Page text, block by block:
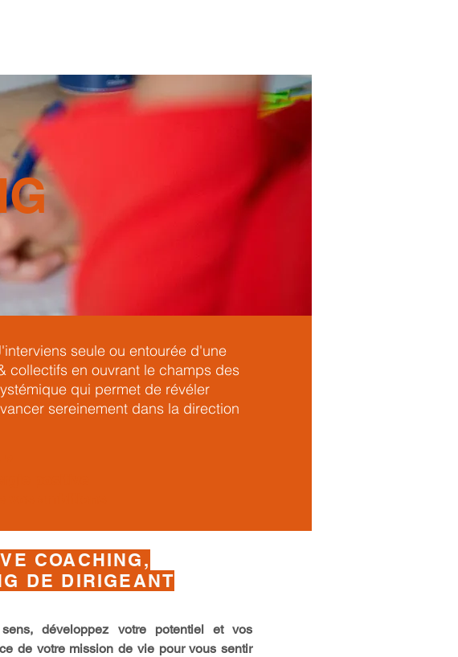
seule ou entourée d'une
collectifs en ouvrant le champs des
qui permet de révéler
sereinement dans la direction
COACHING,
DE DIRIGEANT
développez votre potentiel et vos
de votre mission de vie pour vous sentir